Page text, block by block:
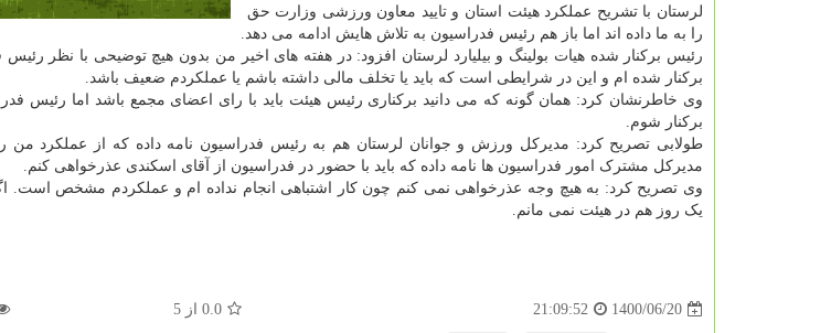
لرستان با تشریح عملکرد هیئت استان و تایید معاون ورزشی وزارت حق
را به ما داده اند اما باز هم رئیس فدراسیون به تلاش هایش ادامه می دهد.
رئیس برکنار شده هیات بولینگ و بیلیارد لرستان افزود: در هفته های اخیر من بدون هیچ توضیحی با نظر رئیس
برکنار شده ام و این در شرایطی است که باید یا تخلف مالی داشته باشم یا عملکردم ضعیف باشد.
وی خاطرنشان کرد: همان گونه که می دانید برکناری رئیس هیئت باید با رای اعضای مجمع باشد اما رئیس
برکنار شوم.
طولابی تصریح کرد: مدیرکل ورزش و جوانان لرستان هم به رئیس فدراسیون نامه داده که از عملکرد من
مدیرکل مشترک امور فدراسیون ها نامه داده که باید با حضور در فدراسیون از آقای اسکندی عذرخواهی کنم.
وی تصریح کرد: به هیچ وجه عذرخواهی نمی کنم چون کار اشتباهی انجام نداده ام و عملکردم مشخص است.
یک روز هم در هیئت نمی مانم.
1400/06/20
21:09:52
0.0 از5